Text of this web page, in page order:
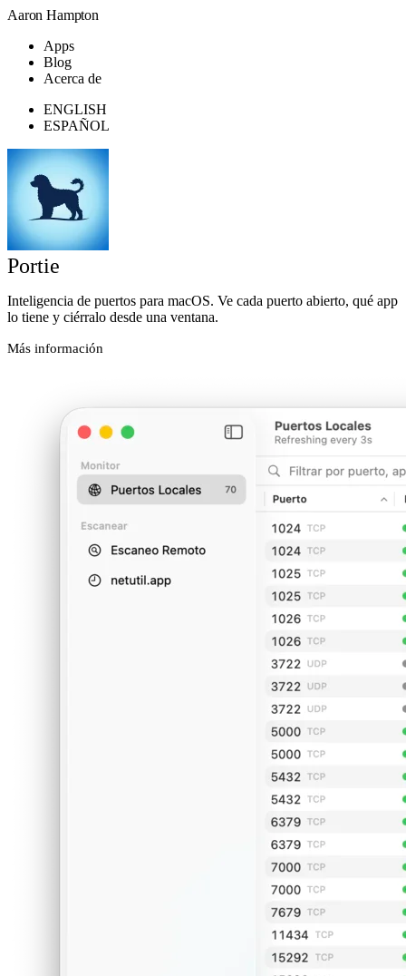
Aaron Hampton
Apps
Blog
Acerca de
ENGLISH
ESPAÑOL
Portie
Inteligencia de puertos para macOS. Ve cada puerto abierto, qué app
lo tiene y ciérralo desde una ventana.
Más información